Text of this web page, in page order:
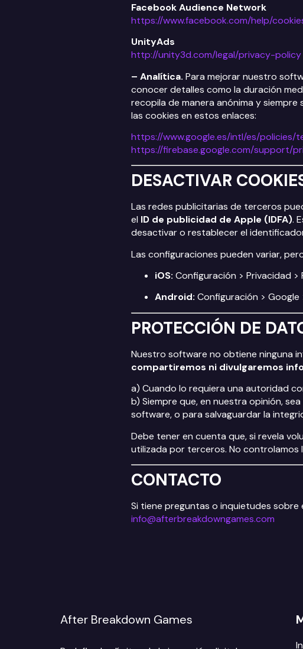
Facebook Audience Network
https://www.facebook.com/help/
UnityAds
http://unity3d.com/legal/privacy-policy
– Analítica. Para mejorar nuestro
conocer detalles como la duración
recopila de manera anónima y
las cookies en estos enlaces:
https://www.google.es/intl/es/policies/
https://firebase.google.com/support/
DESACTIVAR
Las redes publicitarias de terceros
el ID de publicidad de Apple (IDFA).
desactivar o restablecer el
Las configuraciones pueden variar,
iOS: Configuración > Privacidad >
Android: Configuración > Google
PROTECCIÓN DE
Nuestro software no obtiene ninguna
compartiremos ni divulgaremos
a) Cuando lo requiera una autoridad
b) Siempre que, en nuestra opinión,
software, o para salvaguardar la
Debe tener en cuenta que, si revela
utilizada por terceros. No controlamos
CONTACTO
Si tiene preguntas o inquietudes
info@afterbreakdowngames.com
After Breakdown Games